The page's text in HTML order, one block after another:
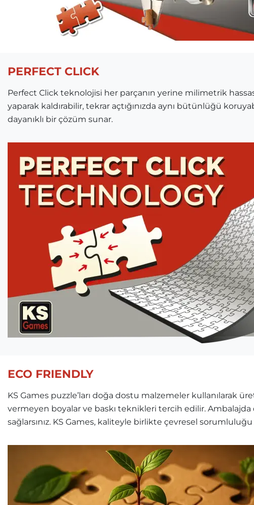
PERFECT CLICK
Perfect Click teknolojisi her parçanın yerine milimetrik
yaparak kaldırabilir, tekrar açtığınızda aynı bütünlüğü
dayanıklı bir çözüm sunar.
ECO FRIENDLY
KS Games puzzle’ları doğa dostu malzemeler kullanılarak
vermeyen boyalar ve baskı teknikleri tercih edilir.
sağlarsınız. KS Games, kaliteyle birlikte çevresel